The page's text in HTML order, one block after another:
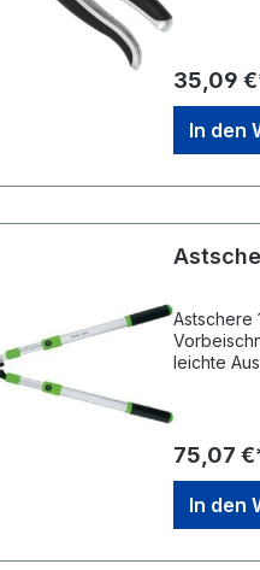
Jung
KG, Am
info@ej-
35,09
In den
Astschere
leichte
Schneidet
Victoria
DE,
victoria.de
75,07
In den